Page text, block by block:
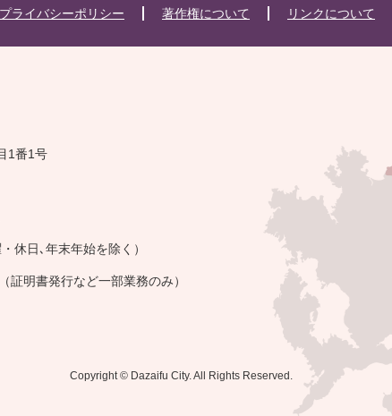
プライバシーポリシー 著作権について リンクについて
1番1号
休日､年末年始を除く）
証明書発行など一部業務のみ）
Copyright © Dazaifu City. All Rights Reserved.